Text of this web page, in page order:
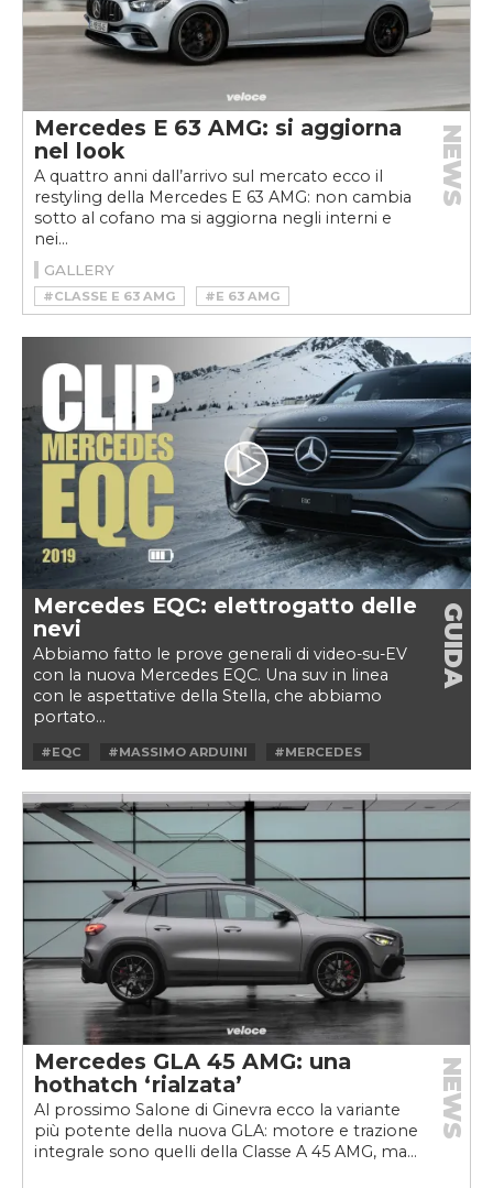
Mercedes E 63 AMG: si aggiorna
nel look
A quattro anni dall’arrivo sul mercato ecco il
restyling della Mercedes E 63 AMG: non cambia
sotto al cofano ma si aggiorna negli interni e
nei...
NEWS
GALLERY
#CLASSE E 63 AMG
#E 63 AMG
#E 63 AMG S
#MERCEDES
#MERCEDES AMG
#V8
Mercedes EQC: elettrogatto delle
nevi
Abbiamo fatto le prove generali di video-su-EV
con la nuova Mercedes EQC. Una suv in linea
con le aspettative della Stella, che abbiamo
portato...
GUIDA
#EQC #MASSIMO ARDUINI
#MERCEDES
Mercedes GLA 45 AMG: una
hothatch ‘rialzata’
Al prossimo Salone di Ginevra ecco la variante
più potente della nuova GLA: motore e trazione
integrale sono quelli della Classe A 45 AMG, ma...
NEWS